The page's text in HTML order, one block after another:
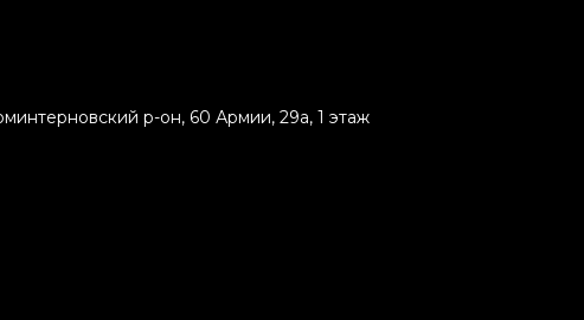
р-он, 60 Армии, 29а, 1 этаж